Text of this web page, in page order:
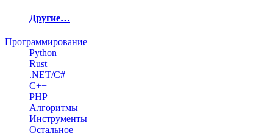
Другие…
Программирование
Python
Rust
.NET/C#
C++
PHP
Алгоритмы
Инструменты
Остальное